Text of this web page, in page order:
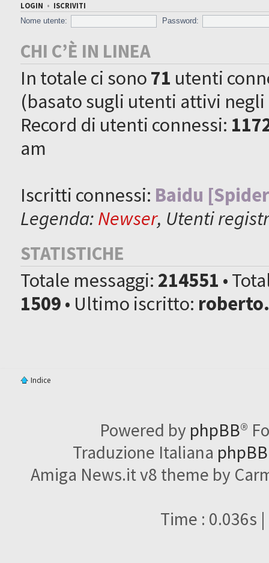
LOGIN • ISCRIVITI
Nome utente:
Password:
CHI C’È IN LINEA
In totale ci sono71 utenti
(basato sugli utenti attivi
Record di utenti connessi:
am
Iscritti connessi: Baidu
Legenda:Newser, Utenti
STATISTICHE
Totale messaggi: 214551 •
1509• Ultimo iscritto:
Indice
Powered by phpBB®
Traduzione Italiana
Amiga News.it v8 theme by
Time : 0.036s